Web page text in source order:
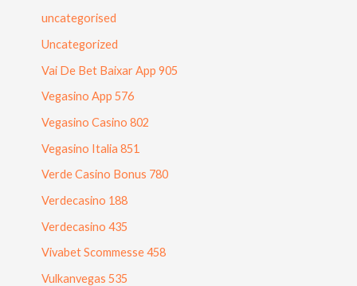
uncategorised
Uncategorized
Vai De Bet Baixar App 905
Vegasino App 576
Vegasino Casino 802
Vegasino Italia 851
Verde Casino Bonus 780
Verdecasino 188
Verdecasino 435
Vivabet Scommesse 458
Vulkanvegas 535